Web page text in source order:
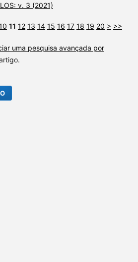
v. 3 (2021)
11 12 13 14 15 16 17 18 19 20 > >>
uma pesquisa avançada por